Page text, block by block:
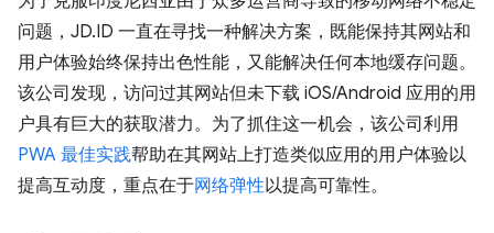
问题，JD.ID 一直在寻找一种解决方案，既能保持其网站和
用户体验始终保持出色性能，又能解决任何本地缓存问题。
该公司发现，访问过其网站但未下载 iOS/Android 应用的用
户具有巨大的获取潜力。为了抓住这一机会，该公司利用
PWA 最佳实践帮助在其网站上打造类似应用的用户体验以
提高互动度，重点在于网络弹性以提高可靠性。